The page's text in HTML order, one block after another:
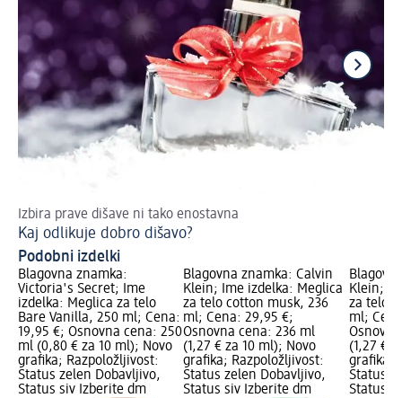
Izbira prave dišave ni tako enostavna
Kaj odlikuje dobro dišavo?
Podobni izdelki
Blagovna znamka:
Victoria's Secret; Ime
izdelka: Meglica za telo
Bare Vanilla, 250 ml; Cena:
19,95 €; Osnovna cena: 250
ml (0,80 € za 10 ml); Novo
grafika; Razpoložljivost:
Status zelen Dobavljivo,
Status siv Izberite dm
Blagovna znamka: Calvin
Klein; Ime izdelka: Meglica
za telo cotton musk, 236
ml; Cena: 29,95 €;
Osnovna cena: 236 ml
(1,27 € za 10 ml); Novo
grafika; Razpoložljivost:
Status zelen Dobavljivo,
Status siv Izberite dm
Klein;
za telo
ml;
(1,27 €
grafika;
Status
Status